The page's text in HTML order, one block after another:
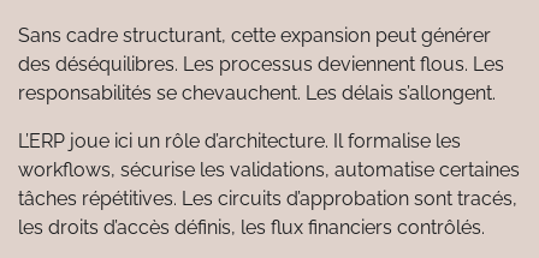
Sans cadre structurant, cette expansion peut générer
des déséquilibres. Les processus deviennent flous. Les
responsabilités se chevauchent. Les délais s’allongent.
L’ERP joue ici un rôle d’architecture. Il formalise les
workflows, sécurise les validations, automatise certaines
tâches répétitives. Les circuits d’approbation sont tracés,
les droits d’accès définis, les flux financiers contrôlés.